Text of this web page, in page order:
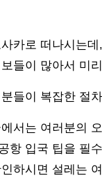
카로 떠나시는
들이 많아서 미
들이 복잡한 절
서는 여러분의
항 입국 팁을 필
하시면 설레는